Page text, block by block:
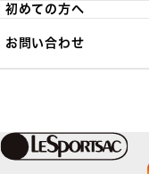
初めての方へ
お問い合わせ